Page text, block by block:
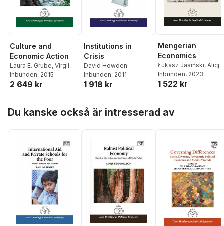
Culture and
Economic Action
Laura E. Grube, Virgil
Henry Storr
Inbunden, 2015
2 649 kr
Institutions in
Crisis
David Howden
Inbunden, 2011
1 918 kr
Mengerian
Economics
Łukasz Jasiński, Alicja
Sielska,Krzysztof
Turowski
Inbunden, 2023
1 522 kr
Du kanske också är intresserad av